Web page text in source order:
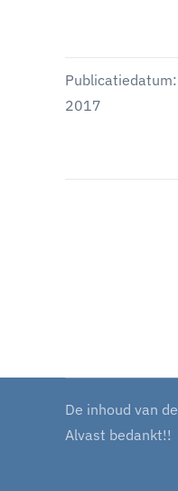
2017
De inhoud van
Alvast bedankt!!